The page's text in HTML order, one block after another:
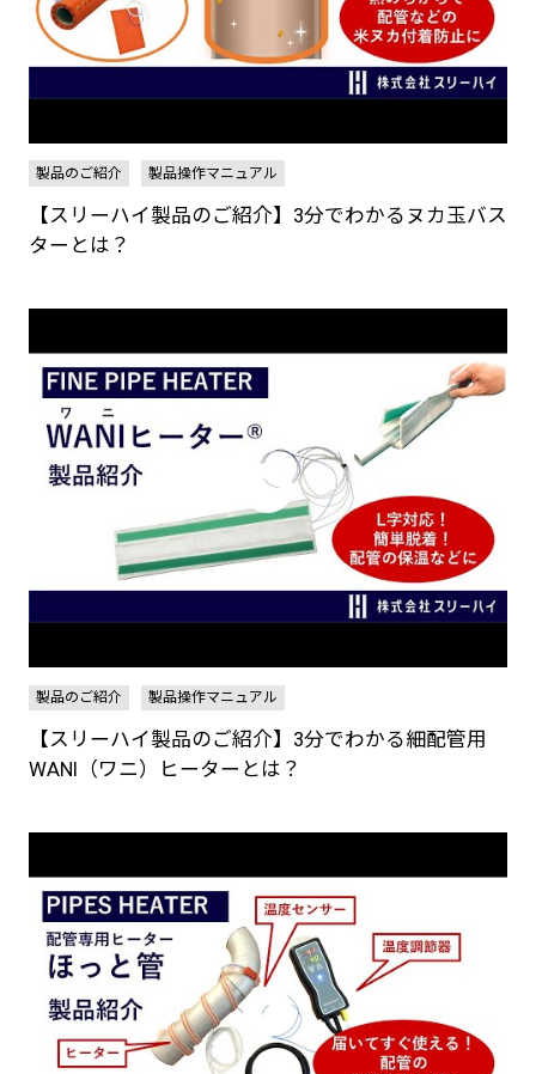
製品のご紹介 製品操作マニュアル
【スリーハイ製品のご紹介】3分でわかるヌカ玉バス
ターとは？
製品のご紹介 製品操作マニュアル
【スリーハイ製品のご紹介】3分でわかる細配管用
WANI（ワニ）ヒーターとは？